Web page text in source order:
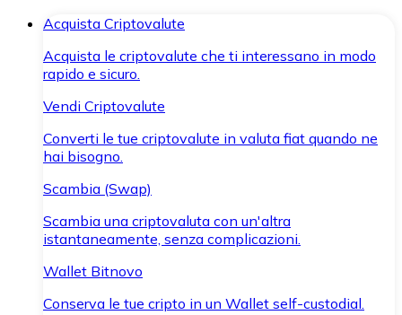
Acquista Criptovalute
Acquista le criptovalute che ti interessano in modo
rapido e sicuro.
Vendi Criptovalute
Converti le tue criptovalute in valuta fiat quando ne
hai bisogno.
Scambia (Swap)
Scambia una criptovaluta con un'altra
istantaneamente, senza complicazioni.
Wallet Bitnovo
Conserva le tue cripto in un Wallet self-custodial.